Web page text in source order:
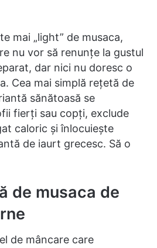
mai „light” de musaca,
nu vor să renunțe la gustul
dar nici nu doresc o
Cea mai simplă rețetă de
sănătoasă se
fierți sau copți, exclude
caloric și înlocuiește
de iaurt grecesc. Să o
de musaca de
de mâncare care